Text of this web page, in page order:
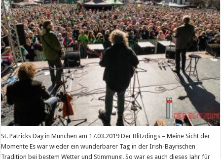
St. Patricks Day in München am 17.03.2019 Der Blitzdings – Meine Sicht der
Momente Es war wieder ein wunderbarer Tag in der Irish-Bayrischen
Tradition bei bestem Wetter und Stimmung. So war es auch dieses Jahr für